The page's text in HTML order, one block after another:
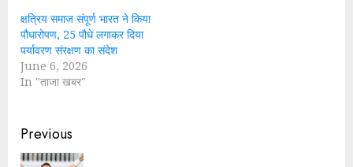
क्षत्रिय समाज संपूर्ण भारत ने किया
पौधारोपण, 25 पौधे लगाकर दिया
पर्यावरण संरक्षण का संदेश
June 6, 2026
In "ताजा खबर"
Continue
Previous